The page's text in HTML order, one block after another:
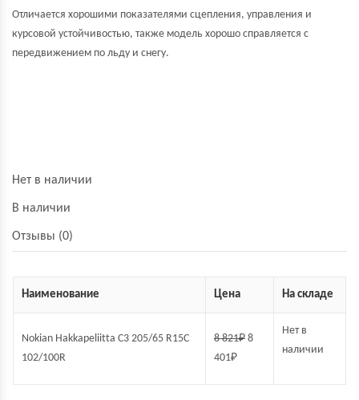
Отличается хорошими показателями сцепления, управления и
курсовой устойчивостью, также модель хорошо справляется с
передвижением по льду и снегу.
Нет в наличии
В наличии
Отзывы (0)
Наименование Цена На складе
Nokian Hakkapeliitta C3 205/65 R15C
102/100R
8 821₽ 8
401₽
Нет в
наличии